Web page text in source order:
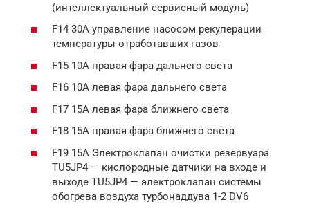
(интеллектуальный сервисный модуль)
F14 30A управление насосом рекуперации
температуры отработавших газов
F15 10A правая фара дальнего света
F16 10A левая фара дальнего света
F17 15A левая фара ближнего света
F18 15A правая фара ближнего света
F19 15A Электроклапан очистки резервуара
TU5JP4 — кислородные датчики на входе и
выходе TU5JP4 — электроклапан системы
обогрева воздуха турбонаддува 1-2 DV6